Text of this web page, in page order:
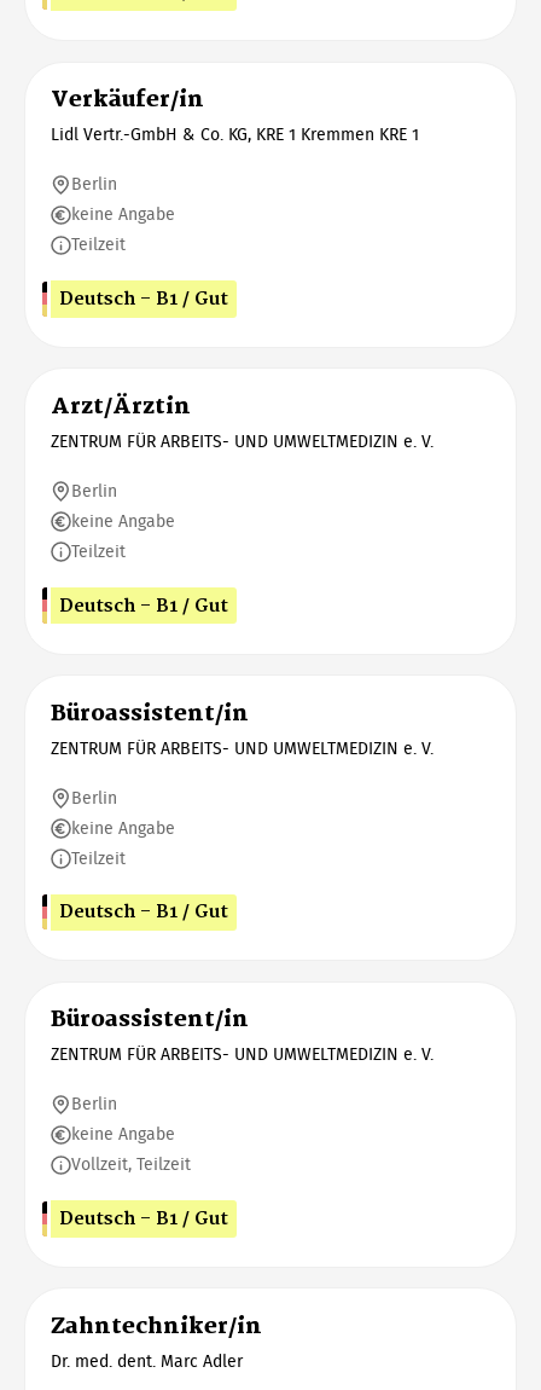
Verkäufer/in
Lidl Vertr.-GmbH & Co. KG, KRE 1 Kremmen KRE 1
Berlin
keine Angabe
Teilzeit
Deutsch - B1 / Gut
Arzt/Ärztin
ZENTRUM FÜR ARBEITS- UND UMWELTMEDIZIN e. V.
Berlin
keine Angabe
Teilzeit
Deutsch - B1 / Gut
Büroassistent/in
ZENTRUM FÜR ARBEITS- UND UMWELTMEDIZIN e. V.
Berlin
keine Angabe
Teilzeit
Deutsch - B1 / Gut
Büroassistent/in
ZENTRUM FÜR ARBEITS- UND UMWELTMEDIZIN e. V.
Berlin
keine Angabe
Vollzeit, Teilzeit
Deutsch - B1 / Gut
Zahntechniker/in
Dr. med. dent. Marc Adler